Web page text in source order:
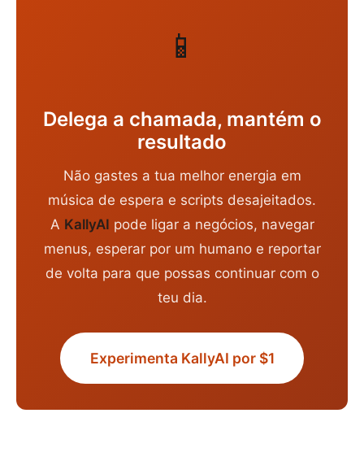
📱
Delega a chamada, mantém o
resultado
Não gastes a tua melhor energia em
música de espera e scripts desajeitados.
A KallyAI pode ligar a negócios, navegar
menus, esperar por um humano e reportar
de volta para que possas continuar com o
teu dia.
Experimenta KallyAI por $1